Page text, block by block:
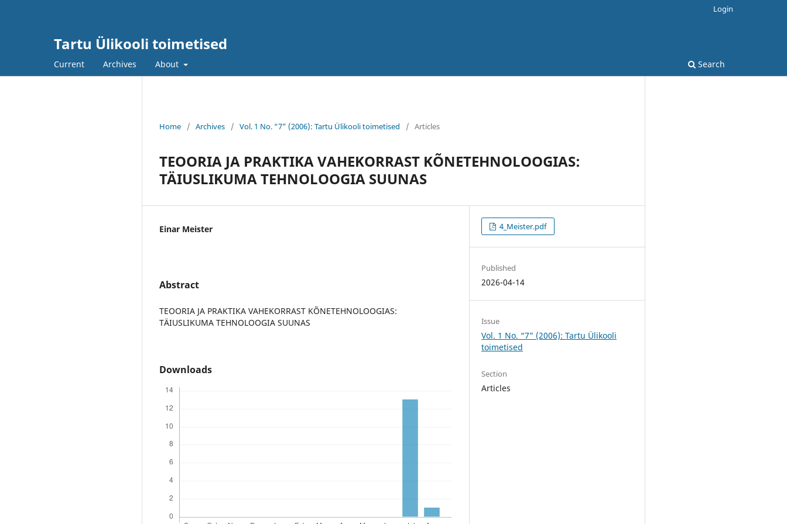
Tartu Ülikooli toimetised
Current Archives About Search
Login
Home / Archives / Vol. 1 No. “7” (2006): Tartu Ülikooli toimetised / Articles
TEOORIA JA PRAKTIKA VAHEKORRAST KÕNETEHNOLOOGIAS:
TÄIUSLIKUMA TEHNOLOOGIA SUUNAS
Einar Meister
Abstract
TEOORIA JA PRAKTIKA VAHEKORRAST KÕNETEHNOLOOGIAS:
TÄIUSLIKUMA TEHNOLOOGIA SUUNAS
Downloads
4_Meister.pdf
Published
2026-04-14
Issue
Vol. 1 No. “7” (2006): Tartu Ülikooli
toimetised
Section
Articles